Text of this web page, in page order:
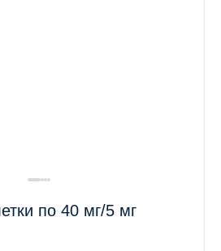
по 40 мг/5 мг